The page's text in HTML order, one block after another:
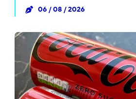
06 / 08 / 2026